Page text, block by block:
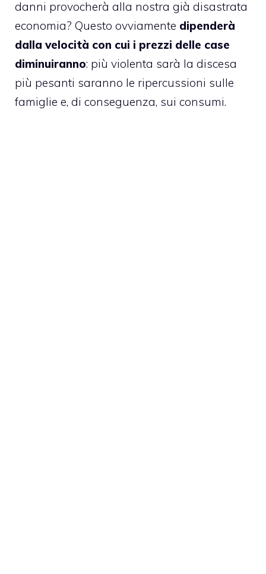
danni provocherà alla nostra già disastrata
economia? Questo ovviamente dipenderà
dalla velocità con cui i prezzi delle case
diminuiranno: più violenta sarà la discesa
più pesanti saranno le ripercussioni sulle
famiglie e, di conseguenza, sui consumi.